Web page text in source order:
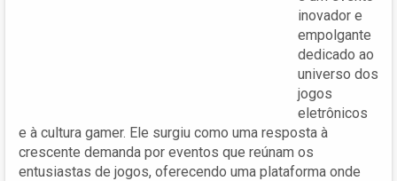
inovador e
empolgante
dedicado ao
universo dos
jogos
eletrônicos
e à cultura gamer. Ele surgiu como uma resposta à
crescente demanda por eventos que reúnam os
entusiastas de jogos, oferecendo uma plataforma onde